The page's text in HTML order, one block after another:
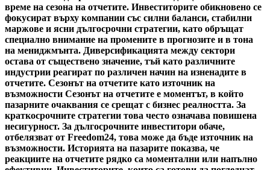
време на сезона на отчетите. Инвеститорите обикновено се
фокусират върху компании със силни баланси, стабилни
маржове и ясни дългосрочни стратегии, като обръщат
специално внимание на промените в прогнозите и в тона
на мениджмънта. Диверсификацията между сектори
остава от съществено значение, тъй като различните
индустрии реагират по различен начин на изненадите в
отчетите. Сезонът на отчетите като източник на
възможности Сезонът на отчетите е моментът, в който
пазарните очаквания се срещат с бизнес реалността. За
краткосрочните стратегии това често означава повишена
несигурност. За дългосрочните инвеститори обаче,
отбелязват от Freedom24, това може да бъде източник на
възможности. Историята на пазарите показва, че
реакциите на отчетите рядко са моментални или напълно